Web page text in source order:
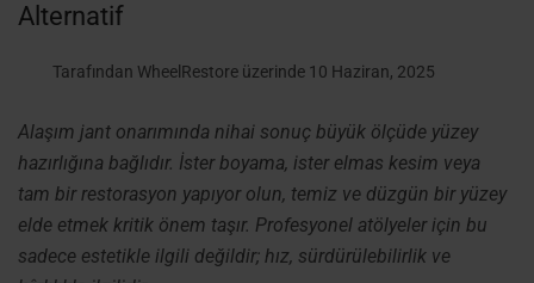
Alternatif
Tarafından WheelRestore üzerinde 10 Haziran, 2025
Alaşım jant onarımında nihai sonuç büyük ölçüde yüzey
hazırlığına bağlıdır. İster boyama, ister elmas kesim veya
tam bir restorasyon yapıyor olun, temiz ve düzgün bir yüzey
elde etmek kritik önem taşır. Profesyonel atölyeler için bu
sadece estetikle ilgili değildir; hız, sürdürülebilirlik ve